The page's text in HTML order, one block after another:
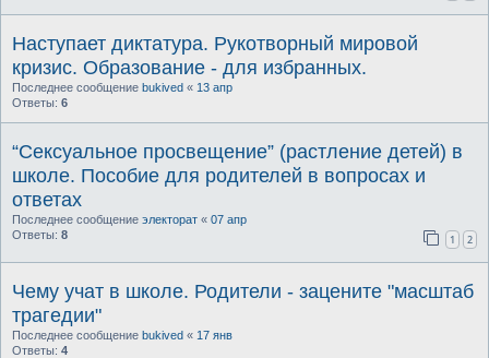
Наступает диктатура. Рукотворный мировой
кризис. Образование - для избранных.
Последнее сообщение bukived « 13 апр
Ответы: 6
“Сексуальное просвещение” (растление детей) в
школе. Пособие для родителей в вопросах и
ответах
Последнее сообщение электорат « 07 апр
Ответы: 8 1 2
Чему учат в школе. Родители - зацените "масштаб
трагедии"
Последнее сообщение bukived « 17 янв
Ответы: 4